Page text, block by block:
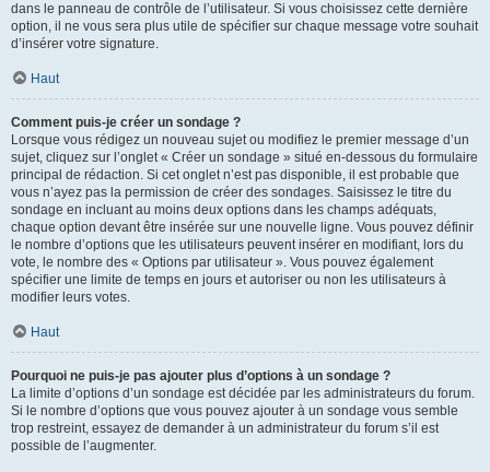
dans le panneau de contrôle de l’utilisateur. Si vous choisissez cette dernière
option, il ne vous sera plus utile de spécifier sur chaque message votre souhait
d’insérer votre signature.
Haut
Comment puis-je créer un sondage ?
Lorsque vous rédigez un nouveau sujet ou modifiez le premier message d’un
sujet, cliquez sur l’onglet « Créer un sondage » situé en-dessous du formulaire
principal de rédaction. Si cet onglet n’est pas disponible, il est probable que
vous n’ayez pas la permission de créer des sondages. Saisissez le titre du
sondage en incluant au moins deux options dans les champs adéquats,
chaque option devant être insérée sur une nouvelle ligne. Vous pouvez définir
le nombre d’options que les utilisateurs peuvent insérer en modifiant, lors du
vote, le nombre des « Options par utilisateur ». Vous pouvez également
spécifier une limite de temps en jours et autoriser ou non les utilisateurs à
modifier leurs votes.
Haut
Pourquoi ne puis-je pas ajouter plus d’options à un sondage ?
La limite d’options d’un sondage est décidée par les administrateurs du forum.
Si le nombre d’options que vous pouvez ajouter à un sondage vous semble
trop restreint, essayez de demander à un administrateur du forum s’il est
possible de l’augmenter.